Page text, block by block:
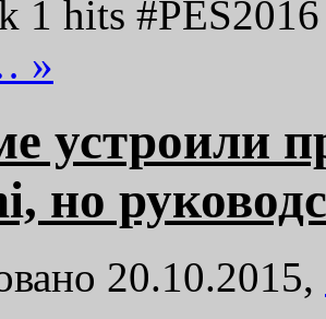
1 hits
»
устроили
но
20.10.2015,